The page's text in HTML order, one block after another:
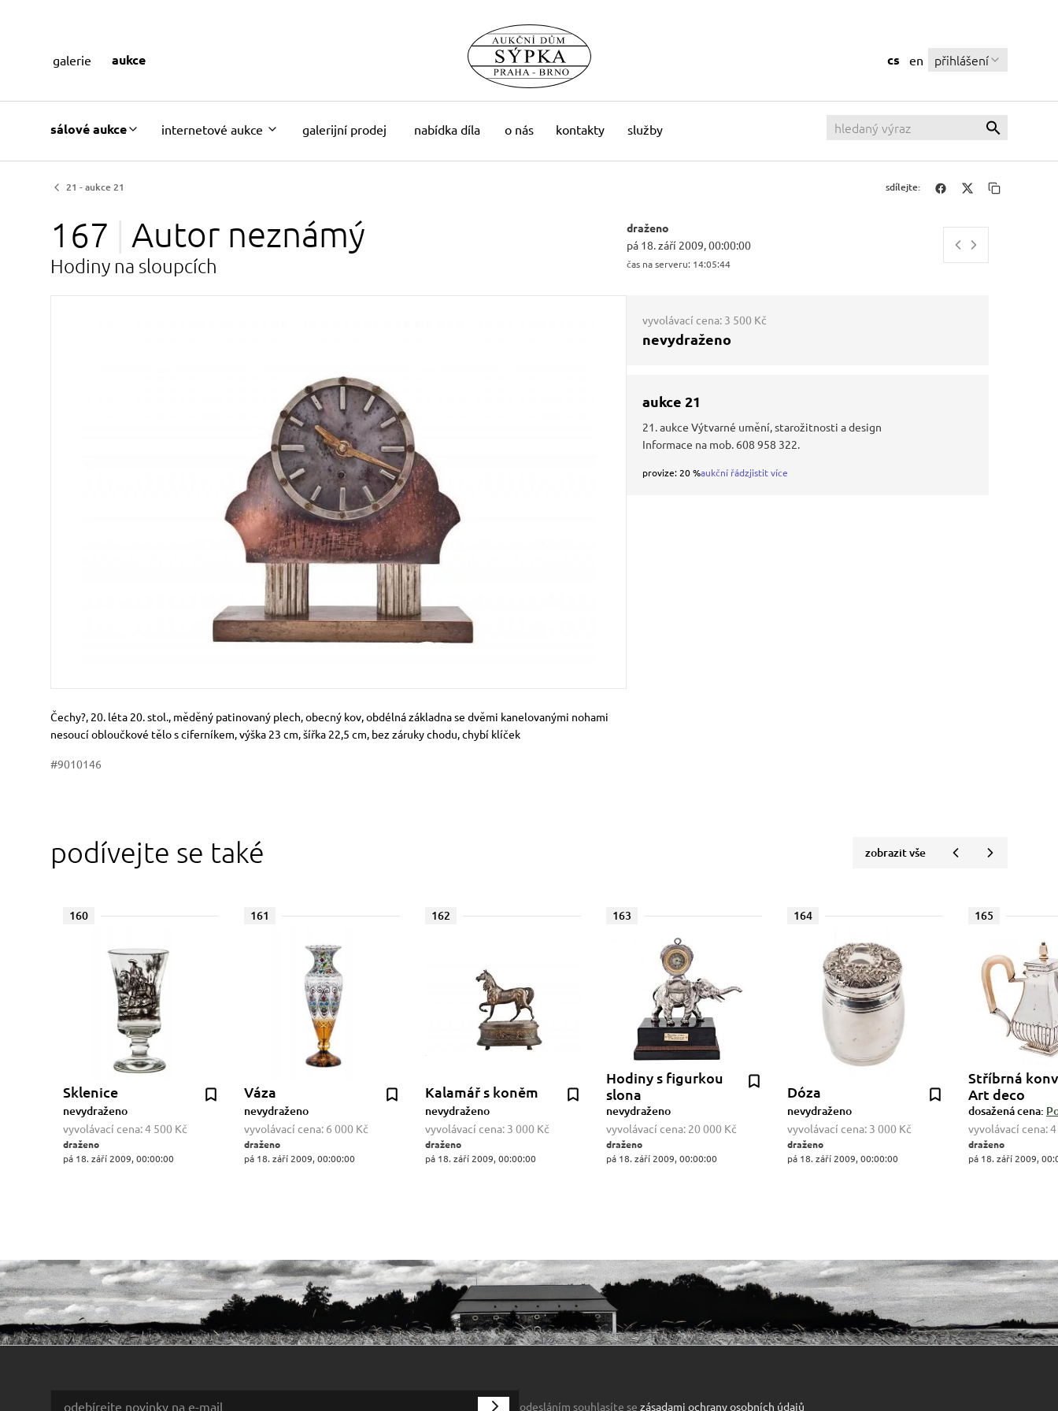
sálové aukce internetové aukce galerijní prodej nabídka díla o nás kontakty služby
cs en přihlášení
galerie aukce
21 - aukce 21 sdílejte:
167 Autor neznámý
Hodiny na sloupcích
draženo
pá 18. září 2009, 00:00:00
čas na serveru: 14:05:45
Rozměry
Stručný popis předmětu
Čechy?, 20. léta 20. stol., měděný patinovaný plech, obecný kov, obdélná základna se dvěmi kanelovanými nohami
nesoucí obloučkové tělo s ciferníkem, výška 23 cm, šířka 22,5 cm, bez záruky chodu, chybí klíček
#9010146
vyvolávací cena: 3 500 Kč
nevydraženo
aukce 21
21. aukce Výtvarné umění, starožitnosti a design
Informace na mob. 608 958 322.
provize: 20 %aukční řádzjistit více
podívejte se také zobrazit vše
160
Sklenice
nevydraženo
vyvolávací cena:4 500 Kč
draženo
pá 18. září 2009, 00:00:00
161
Váza
nevydraženo
vyvolávací cena: 6 000 Kč
draženo
pá 18. září 2009, 00:00:00
162
Kalamář s koněm
nevydraženo
vyvolávací cena: 3 000 Kč
draženo
pá 18. září 2009, 00:00:00
163
Hodiny s figurkou
slona
nevydraženo
vyvolávací cena: 20 000 Kč
draženo
pá 18. září 2009, 00:00:00
164
Dóza
nevydraženo
vyvolávací cena: 3 000 Kč
draženo
pá 18. září 2009, 00:00:00
165
Stříbrná
Art deco
dosažená cena:
vyvolávací cena:
draženo
pá 18. září 2009,
odesláním souhlasíte se zásadami ochrany osobních údajů